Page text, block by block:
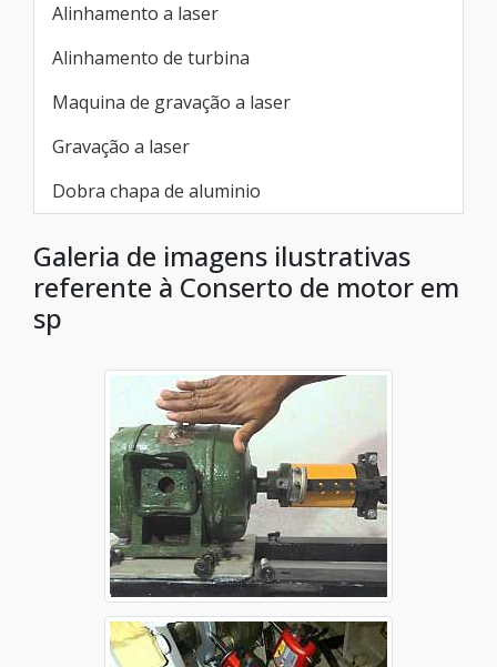
Alinhamento a laser
Alinhamento de turbina
Maquina de gravação a laser
Gravação a laser
Dobra chapa de aluminio
Galeria de imagens ilustrativas
referente à Conserto de motor em
sp